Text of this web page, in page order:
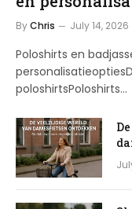
ByChris July 14, 2026
Poloshirts en
poloshirtsPoloshirts…